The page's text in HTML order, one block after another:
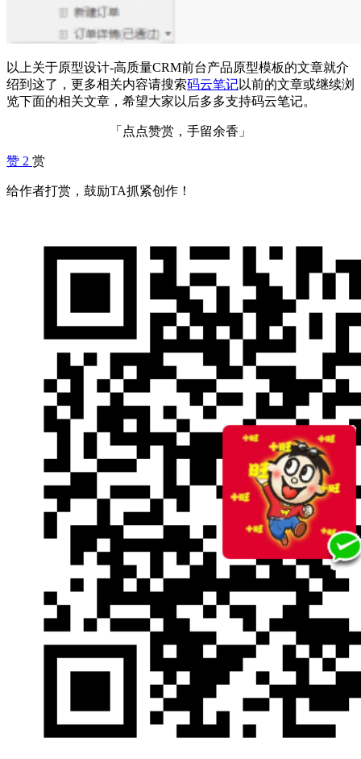
以上关于原型设计-高质量CRM前台产品原型模板的文章就介
绍到这了，更多相关内容请搜索码云笔记以前的文章或继续浏
览下面的相关文章，希望大家以后多多支持码云笔记。
「点点赞赏，手留余香」
赞 2 赏
给作者打赏，鼓励TA抓紧创作！